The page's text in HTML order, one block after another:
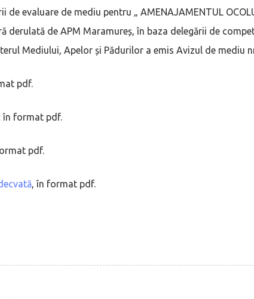
evaluare de mediu pentru „ AMENAJAMENTUL
derulată de APM Maramureș, în baza delegării de
Mediului, Apelor și Pădurilor a emis Avizul de mediu
pdf.
în format pdf.
pdf.
, în format pdf.